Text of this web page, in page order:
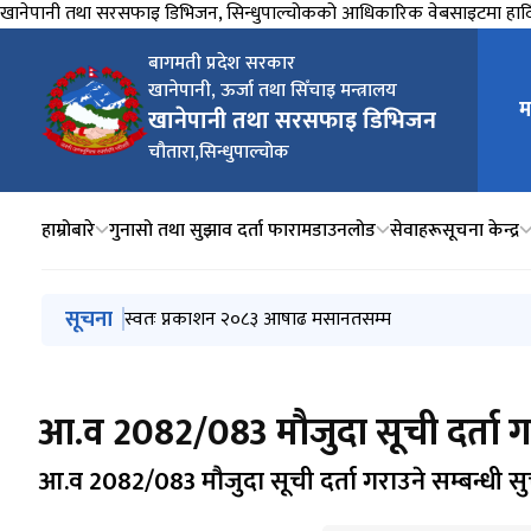
खानेपानी तथा सरसफाइ डिभिजन, सिन्धुपाल्चोकको आधिकारिक वेबसाइटमा
बागमती प्रदेश सरकार
खानेपानी, ऊर्जा तथा सिँचाइ मन्त्रालय
खानेपानी तथा सरसफाइ डिभिजन
चौतारा,सिन्धुपाल्चोक
मुख्य
हाम्रोबारे गुनासो तथा सुझाव दर्ता फारामडाउनलोड सेवाहरूसूचना केन्द्र
मुख्य नेभिगेसनमा जानुहोस्
सूचना मौजुदा सूचीमा दर्ता हुन आउने सम्बन्धी सूचना
स्वतः प्नकाशन २०८३ आषाढ मसानतसम्म
विभिन्न खरिद कार्यको दरभाउपत्र आह्वानको सूचना (दोस्रो
विभिन्न खरिद कार्यको दरभाउपत्र आह्वानको सूचना
१९ ‍औँ गणतन्त्र दिवस
आ.व 2082/083 मौजुदा सूची दर्ता
आ.व 2082/083 मौजुदा सूची दर्ता गराउने सम्बन्धी